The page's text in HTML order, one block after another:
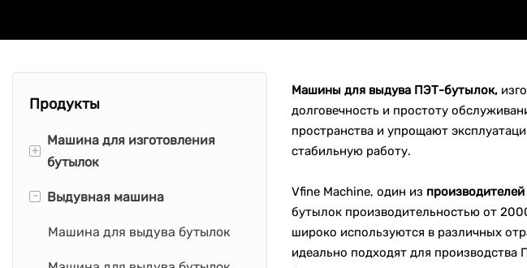
Продукты
+
Машина для изготовления
бутылок
Машина для производства
- Выдувная машина
Машина для выдува бутылок
Машины для выдува ПЭТ-бутылок,
долговечность и простоту
пространства и упрощают
стабильную работу.
Vfine Machine, один из
бутылок производительностью от
широко используются в различных
идеально подходят для